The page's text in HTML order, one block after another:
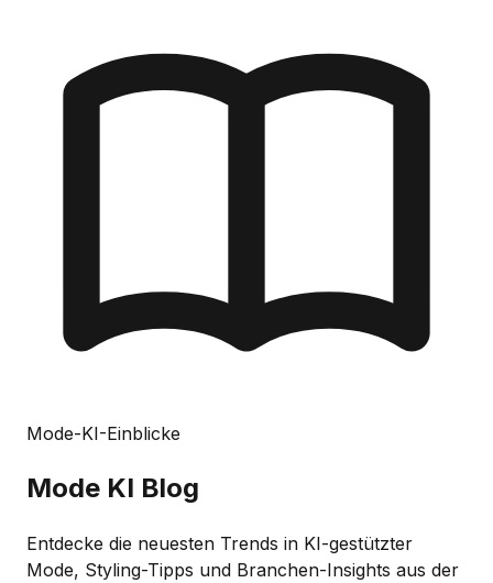
Mode-KI-Einblicke
Mode KI Blog
Entdecke die neuesten Trends in KI-gestützter
Mode, Styling-Tipps und Branchen-Insights aus der